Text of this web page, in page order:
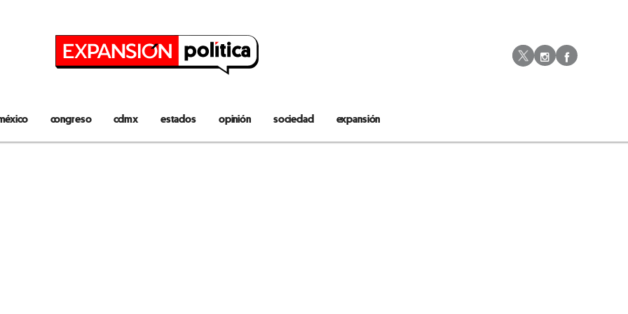
Instagram
congreso cdmx estados opinión sociedad expansión